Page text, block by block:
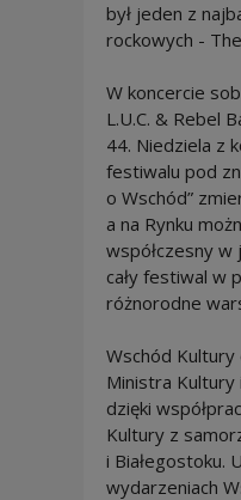
był jeden z
rockowych -
W koncercie
L.U.C. & Rebel
44. Niedziela z
festiwalu pod
o Wschód”
a na Rynku
współczesny
cały festiwal w
różnorodne
Wschód
Ministra
dzięki
Kultury z
i Białegostoku.
wydarzeniach